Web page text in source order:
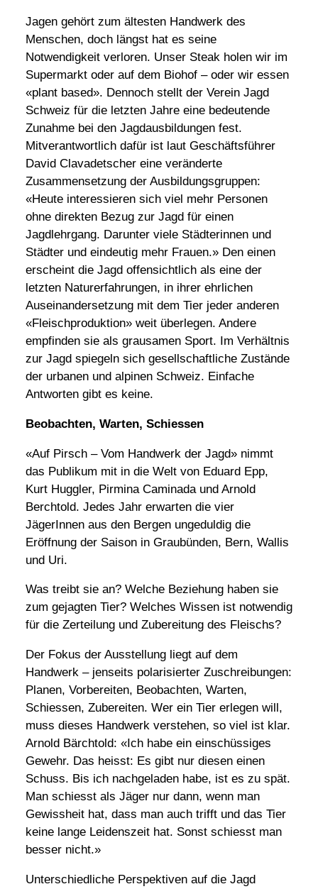
Jagen gehört zum ältesten Handwerk des
Menschen, doch längst hat es seine
Notwendigkeit verloren. Unser Steak holen wir im
Supermarkt oder auf dem Biohof – oder wir essen
«plant based». Dennoch stellt der Verein Jagd
Schweiz für die letzten Jahre eine bedeutende
Zunahme bei den Jagdausbildungen fest.
Mitverantwortlich dafür ist laut Geschäftsführer
David Clavadetscher eine veränderte
Zusammensetzung der Ausbildungs­gruppen:
«Heute interessieren sich viel mehr Personen
ohne direkten Bezug zur Jagd für einen
Jagdlehrgang. Darunter viele Städterinnen und
Städter und eindeutig mehr Frauen.» Den einen
erscheint die Jagd offensichtlich als eine der
letzten Naturerfahrungen, in ihrer ehrlichen
Auseinandersetzung mit dem Tier je­der anderen
«Fleischproduktion» weit überlegen. Andere
empfinden sie als grausamen Sport. Im Verhältnis
zur Jagd spiegeln sich gesellschaftliche Zu­stände
der urbanen und alpinen Schweiz. Einfache
Antworten gibt es keine.
Beobachten, Warten, Schiessen
«Auf Pirsch – Vom Handwerk der Jagd» nimmt
das Publikum mit in die Welt von Eduard Epp,
Kurt Huggler, Pirmina Caminada und Arnold
Berchtold. Jedes Jahr erwarten die vier
JägerInnen aus den Bergen ungeduldig die
Eröffnung der Saison in Graubünden, Bern, Wallis
und Uri.
Was treibt sie an? Welche Beziehung haben sie
zum gejagten Tier? Welches Wissen ist notwendig
für die Zerteilung und Zubereitung des Fleischs?
Der Fokus der Ausstellung liegt auf dem
Handwerk – jenseits polarisierter Zuschreibungen:
Planen, Vorbereiten, Beobachten, Warten,
Schiessen, Zubereiten. Wer ein Tier erlegen will,
muss dieses Handwerk verstehen, so viel ist klar.
Arnold Bärchtold: «Ich habe ein einschüssiges
Gewehr. Das heisst: Es gibt nur die­sen einen
Schuss. Bis ich nachgeladen habe, ist es zu spät.
Man schiesst als Jäger nur dann, wenn man
Gewissheit hat, dass man auch trifft und das Tier
keine lange Leidenszeit hat. Sonst schiesst man
besser nicht.»
Unterschiedliche Perspektiven auf die Jagd